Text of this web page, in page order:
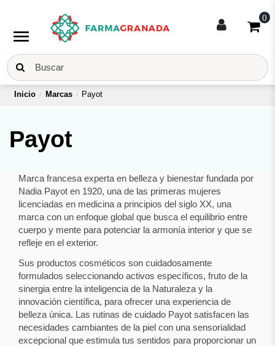
menu
0
Inicio Marcas Payot
Payot
Marca francesa experta en belleza y bienestar fundada por
Nadia Payot en 1920, una de las primeras mujeres
licenciadas en medicina a principios del siglo XX, una
marca con un enfoque global que busca el equilibrio entre
cuerpo y mente para potenciar la armonía interior y que se
refleje en el exterior.
Sus productos cosméticos son cuidadosamente
formulados seleccionando activos específicos, fruto de la
sinergia entre la inteligencia de la Naturaleza y la
innovación científica, para ofrecer una experiencia de
belleza única. Las rutinas de cuidado Payot satisfacen las
necesidades cambiantes de la piel con una sensorialidad
excepcional que estimula tus sentidos para proporcionar un